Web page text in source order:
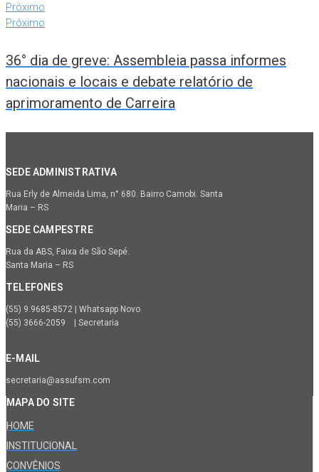
Próximo
Próximo
36° dia de greve: Assembleia passa informes
nacionais e locais e debate relatório de
aprimoramento de Carreira
SEDE ADMINISTRATIVA
Rua Erly de Almeida Lima, n° 680. Bairro Camobi. Santa
Maria – RS
SEDE CAMPESTRE
Rua da ABS, Faixa de São Sepé.
Santa Maria – RS
TELEFONES
(55) 9.9685-8572 | Whatsapp Novo
(55) 3666-2059 | Secretaria
E-MAIL
secretaria@assufsm.com
MAPA DO SITE
HOME
INSTITUCIONAL
CONVÊNIOS